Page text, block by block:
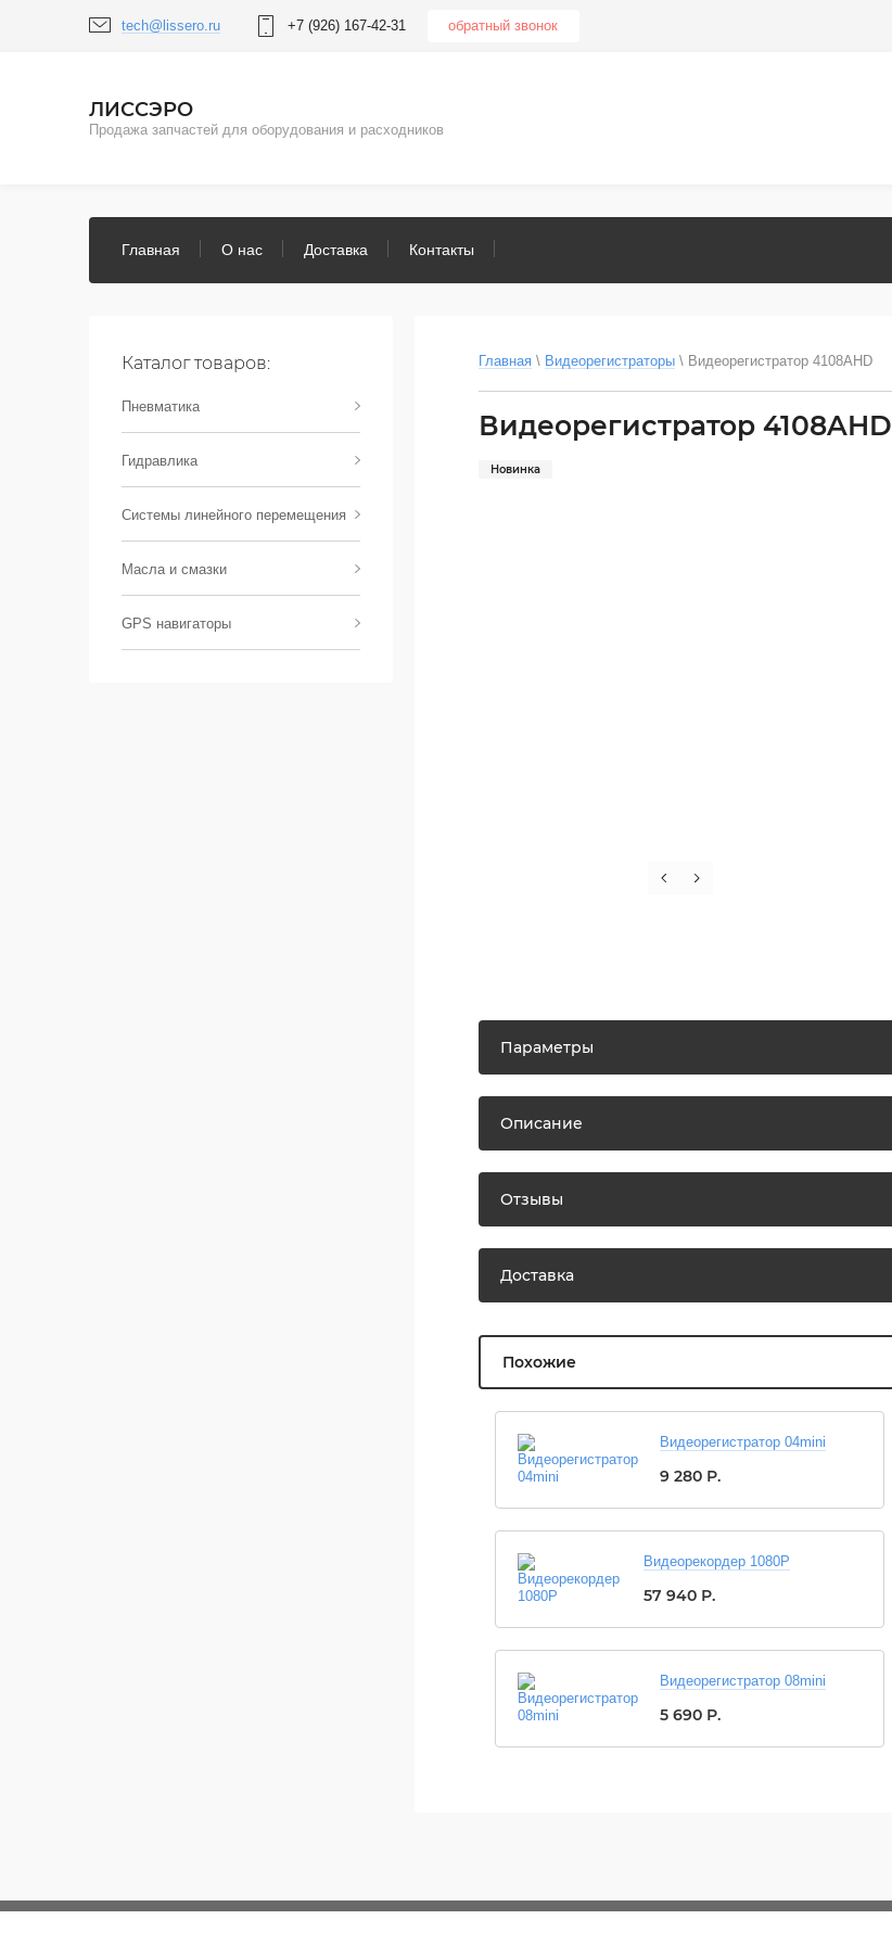
tech@lissero.ru +7 (926) 167-42-31 обратный звонок
ЛИССЭРО
Продажа запчастей для оборудования и расходников
Главная О нас Доставка Контакты
Каталог товаров:
Пневматика
Гидравлика
Системы линейного перемещения
Масла и смазки
GPS навигаторы
Главная \ Видеорегистраторы \ Видеорегистратор 4108AHD
Видеорегистратор 4108AHD
Новинка
Параметры
Описание
Отзывы
Доставка
Похожие
Видеорегистратор 04mini
9 280 Р.
Видеорекордер 1080P
57 940 Р.
Видеорегистратор 08mini
5 690 Р.